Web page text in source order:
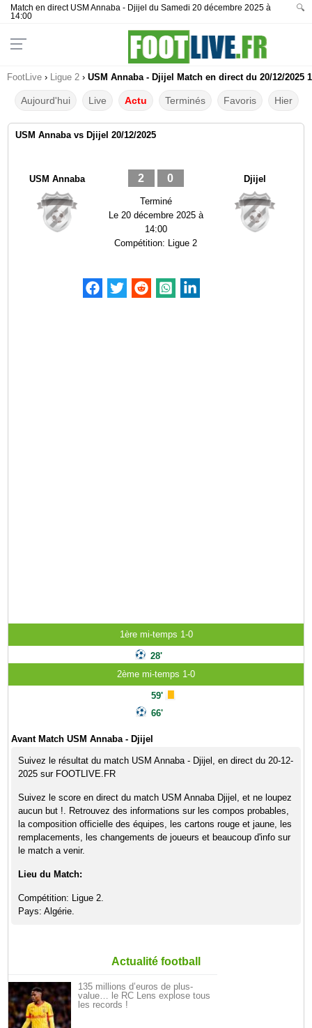
Match en direct USM Annaba - Djijel du Samedi 20 décembre 2025 à
14:00
🔍
FootLive › Ligue 2 › USM Annaba - Djijel Match en direct du 20/12/2025
Aujourd'hui Live Actu Terminés Favoris Hier
USM Annaba vs Djijel 20/12/2025
USM Annaba 2 0
Terminé
Le 20 décembre 2025 à
14:00
Compétition: Ligue 2
Djijel
1ère mi-temps 1-0
28'
2ème mi-temps 1-0
59'
66'
Avant Match USM Annaba - Djijel
Suivez le résultat du match USM Annaba - Djijel, en direct du 20-12-
2025 sur FOOTLIVE.FR
Suivez le score en direct du match USM Annaba Djijel, et ne loupez
aucun but !. Retrouvez des informations sur les compos probables,
la composition officielle des équipes, les cartons rouge et jaune, les
remplacements, les changements de joueurs et beaucoup d'info sur
le match a venir.
Lieu du Match:
Compétition: Ligue 2.
Pays: Algérie.
Actualité football
135 millions d’euros de plus-
value… le RC Lens explose tous
les records !